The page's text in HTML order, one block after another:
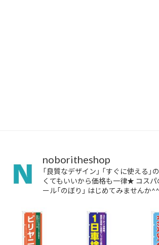
noboritheshop
「良質なデザイン」 「すぐに使える
くてもいいから価格も一律★ コス
ール「のぼり」 はじめてみませんか^^